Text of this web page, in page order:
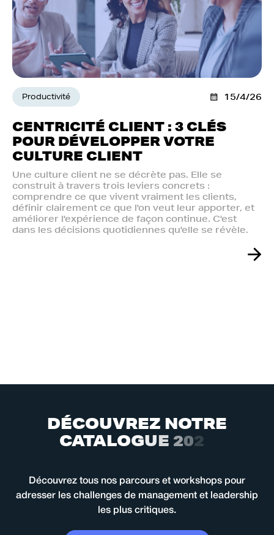
Productivité 15/4/26
CENTRICITÉ CLIENT : 3 CLÉS
POUR DÉVELOPPER VOTRE
CULTURE CLIENT
Une culture client ne se décrète pas. Elle se
construit à travers trois leviers concrets :
comprendre ce que vivent vraiment les clients,
définir clairement ce que l'on veut leur apporter, et
améliorer l'expérience de façon continue. C'est
dans les décisions quotidiennes qu'elle se révèle.
DÉCOUVREZ NOTRE
CATALOGUE 202
Découvrez tous nos parcours et workshops pour
adresser les challenges de management et leadership
les plus critiques.